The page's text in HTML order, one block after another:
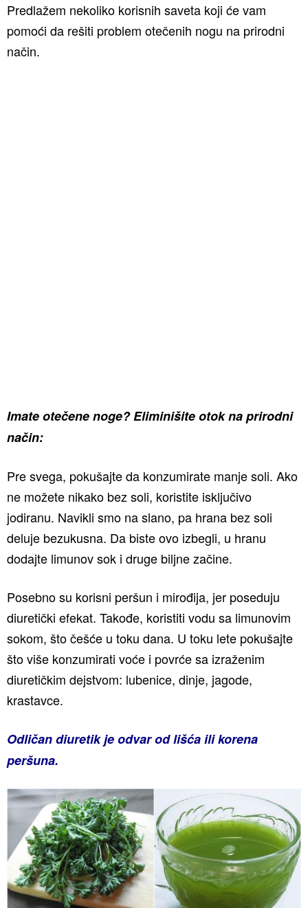
Predlažem nekoliko korisnih saveta koji će vam
pomoći da rešiti problem otečenih nogu na prirodni
način.
Imate otečene noge?Eliminišite otok na prirodni
način:
Pre svega, pokušajte da konzumirate manje soli. Ako
ne možete nikako bez soli, koristite isključivo
jodiranu. Navikli smo na slano, pa hrana bez soli
deluje bezukusna. Da biste ovo izbegli, u hranu
dodajte limunov sok i druge biljne začine.
Posebno su korisni peršun i mirođija, jer poseduju
diuretički efekat. Takođe, koristiti vodu sa limunovim
sokom, što češće u toku dana. U toku lete pokušajte
što više konzumirati voće i povrće sa izraženim
diuretičkim dejstvom: lubenice, dinje, jagode,
krastavce.
Odličan diuretik je odvar od lišća ili korena
peršuna.